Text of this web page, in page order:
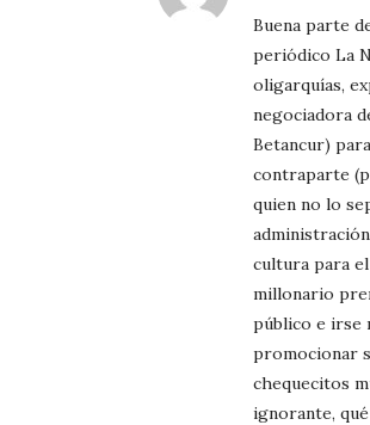
Buena parte
periódico La
oligarquías,
negociadora
Betancur)
contraparte
quien no lo
cultura para
millonario
público e irse
promocionar
chequecitos
ignorante,